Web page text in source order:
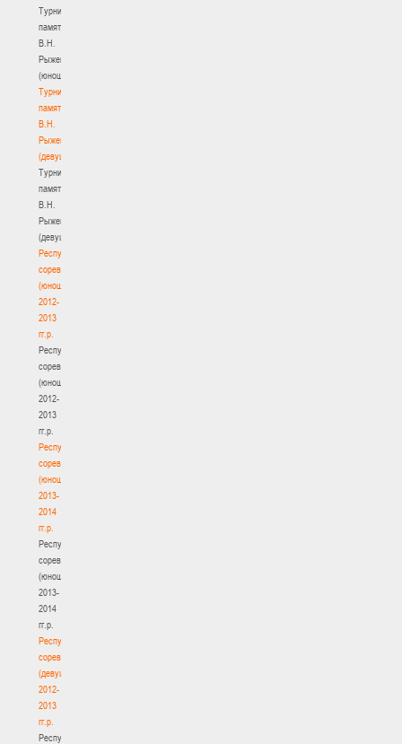
Турнир
памяти
В.Н.
Рыженкова
(юноши)
Турнир
памяти
В.Н.
Рыженкова
(девушки)
Турнир
памяти
В.Н.
Рыженкова
(девушки)
Республиканские
соревнования
(юноши)
2012-
2013
гг.р.
Республиканские
соревнования
(юноши)
2012-
2013
гг.р.
Республиканские
соревнования
(юноши)
2013-
2014
гг.р.
Республиканские
соревнования
(юноши)
2013-
2014
гг.р.
Республиканские
соревнования
(девушки)
2012-
2013
гг.р.
Республиканские